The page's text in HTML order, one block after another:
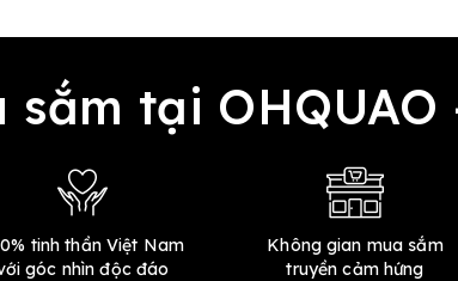
sắm tại
tinh thần Việt Nam
góc nhìn độc đáo
Không gian mua sắm
truyền cảm hứng